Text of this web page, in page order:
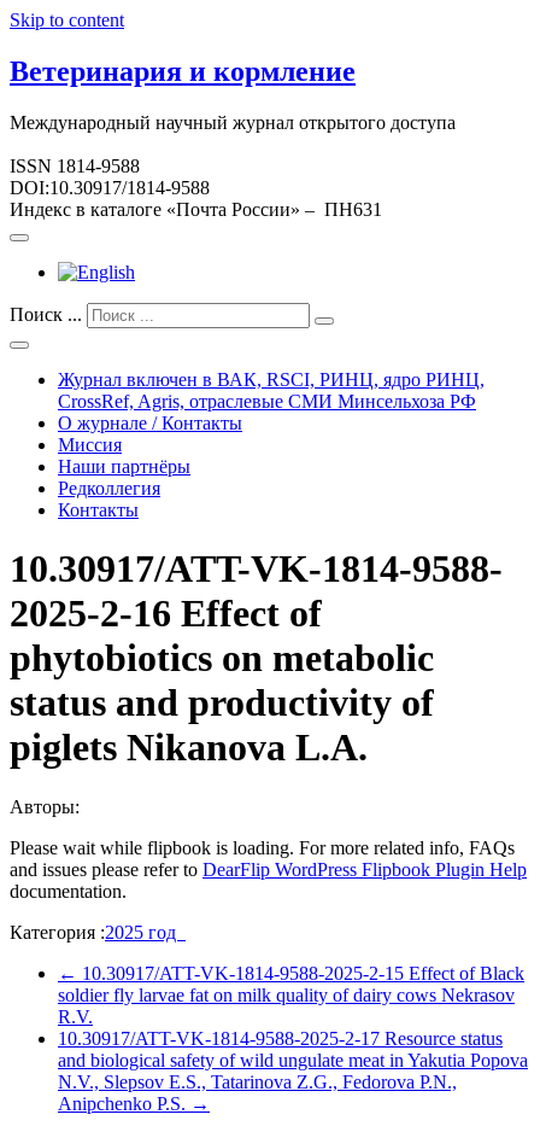
Skip to content
Ветеринария и кормление
Международный научный журнал открытого доступа
ISSN 1814-9588
DOI:10.30917/1814-9588
Индекс в каталоге «Почта России» – ПН631
Поиск ...
Журнал включен в ВАК, RSCI, РИНЦ, ядро РИНЦ,
CrossRef, Agris, отраслевые СМИ Минсельхоза РФ
О журнале / Контакты
Миссия
Наши партнёры
Редколлегия
Контакты
10.30917/ATT-VK-1814-9588-
2025-2-16 Effect of
phytobiotics on metabolic
status and productivity of
piglets Nikanova L.A.
Авторы:
Please wait while flipbook is loading. For more related info, FAQs
and issues please refer to DearFlip WordPress Flipbook Plugin Help
documentation.
Категория :2025 год
← 10.30917/ATT-VK-1814-9588-2025-2-15 Effect of Black
soldier fly larvae fat on milk quality of dairy cows Nekrasov
R.V.
10.30917/ATT-VK-1814-9588-2025-2-17 Resource status
and biological safety of wild ungulate meat in Yakutia Popova
N.V., Slepsov E.S., Tatarinova Z.G., Fedorova P.N.,
Anipchenko P.S. →